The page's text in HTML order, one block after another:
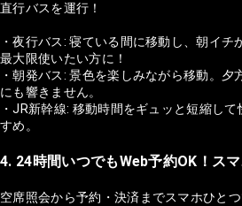
直行バスを運行！
・夜行バス: 寝ている間に移動し、朝イチ
最大限使いたい方に！
・朝発バス: 景色を楽しみながら移動。夕
にも響きません。
・JR新幹線: 移動時間をギュッと短縮し
すめ。
4. 24時間いつでもWeb予約OK！ス
空席照会から予約・決済までスマホひと